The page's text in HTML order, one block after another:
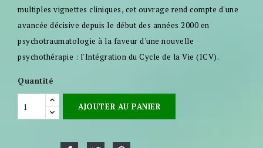
multiples vignettes cliniques, cet ouvrage rend compte d'une
avancée décisive depuis le début des années 2000 en
psychotraumatologie à la faveur d'une nouvelle
psychothérapie : l'Intégration du Cycle de la Vie (ICV).
Quantité
AJOUTER AU PANIER